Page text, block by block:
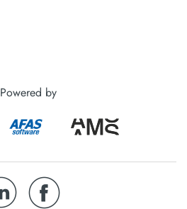
Powered by